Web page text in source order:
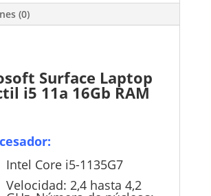
(0)
Surface Laptop
i5 11a 16Gb RAM
Intel Core i5-1135G7
Velocidad: 2,4 hasta 4,2